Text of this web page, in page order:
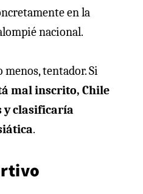
en la
nacional.
tentador. Si
mal inscrito, Chile
y clasificaría
.